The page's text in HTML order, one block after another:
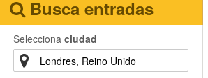
Busca entradas
Selecciona ciudad